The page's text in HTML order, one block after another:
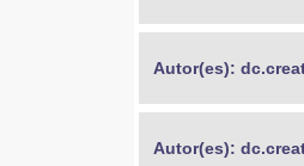
Autor(es):
Autor(es):